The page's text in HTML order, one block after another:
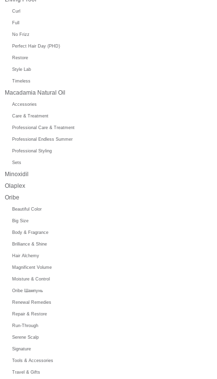
Curl
Full
No Frizz
Perfect Hair Day (PHD)
Restore
Style Lab
Timeless
Macadamia Natural Oil
Accessories
Care & Treatment
Professional Care & Treatment
Professional Endless Summer
Professional Styling
Sets
Minoxidil
Olaplex
Oribe
Beautiful Color
Big Size
Body & Fragrance
Brilliance & Shine
Hair Alchemy
Magnificent Volume
Moisture & Control
Oribe Шампунь
Renewal Remedies
Repair & Restore
Run-Through
Serene Scalp
Signature
Tools & Accessories
Travel & Gifts